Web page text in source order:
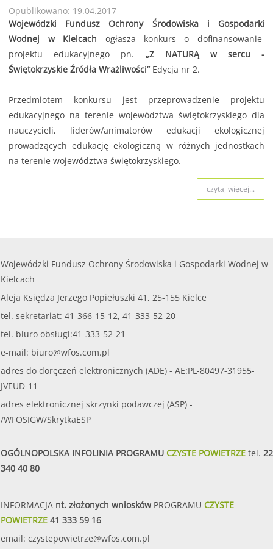
Opublikowano: 19.04.2017
Wojewódzki Fundusz Ochrony Środowiska i Gospodarki
Wodnej w Kielcach ogłasza konkurs o dofinansowanie
projektu edukacyjnego pn. „Z NATURĄ w sercu -
Świętokrzyskie Źródła Wrażliwości” Edycja nr 2.
Przedmiotem konkursu jest przeprowadzenie projektu
edukacyjnego na terenie województwa świętokrzyskiego dla
nauczycieli, liderów/animatorów edukacji ekologicznej
prowadzących edukację ekologiczną w różnych jednostkach
na terenie województwa świętokrzyskiego.
czytaj więcej...
Wojewódzki Fundusz Ochrony Środowiska i Gospodarki Wodnej w
Kielcach
Aleja Księdza Jerzego Popiełuszki 41, 25-155 Kielce
tel. sekretariat: 41-366-15-12, 41-333-52-20
tel. biuro obsługi:41-333-52-21
e-mail: biuro@wfos.com.pl
adres do doręczeń elektronicznych (ADE) - AE:PL-80497-31955-
JVEUD-11
adres elektronicznej skrzynki podawczej (ASP) -
/WFOSIGW/SkrytkaESP
OGÓLNOPOLSKA INFOLINIA PROGRAMUCZYSTE POWIETRZEtel. 22
340 40 80
INFORMACJA nt. złożonych wnioskówPROGRAMU CZYSTE
POWIETRZE41 333 59 16
email: czystepowietrze@wfos.com.pl